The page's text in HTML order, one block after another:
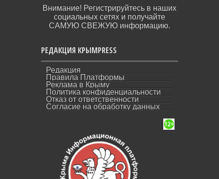
Внимание! Регистрируйтесь в наших
социальных сетях и получайте
САМУЮ СВЕЖУЮ информацию.
РЕДАКЦИЯ КРЫМPRESS
Редакция
Правила Платформы
Реклама в Крыму
Политика конфиденциальности
Отказ от ответственности
Согласие на обработку данных